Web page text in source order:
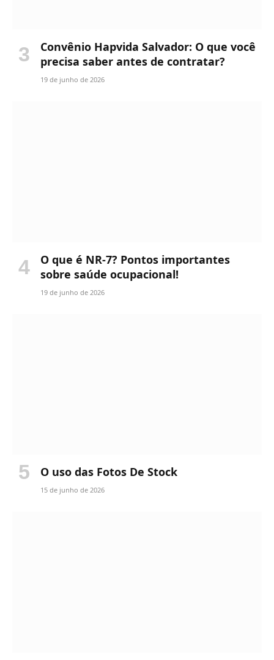
Convênio Hapvida Salvador: O que você
precisa saber antes de contratar?
19 de junho de 2026
O que é NR-7? Pontos importantes
sobre saúde ocupacional!
19 de junho de 2026
O uso das Fotos De Stock
15 de junho de 2026